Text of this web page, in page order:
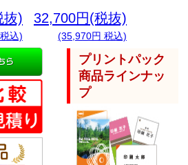
抜)
込)
32,700円(税抜)
(35,970円 税込)
プリントパック
商品ラインナッ
プ